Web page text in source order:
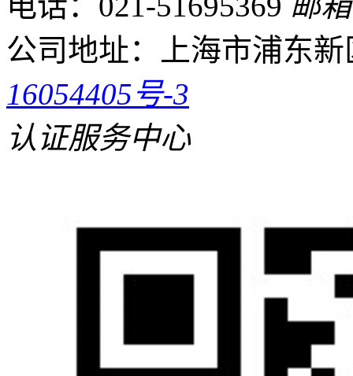
公司地址：
上海市浦东
16054405号-3
认证服务中心